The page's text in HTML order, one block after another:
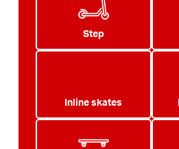
Step
Inline skates